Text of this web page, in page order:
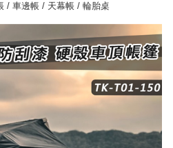
/ 車邊帳 / 天幕帳 / 輪胎桌